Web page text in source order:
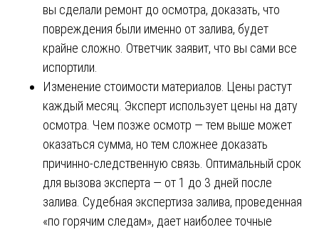
вы сделали ремонт до осмотра, доказать, что
повреждения были именно от залива, будет
крайне сложно. Ответчик заявит, что вы сами все
испортили.
Изменение стоимости материалов. Цены растут
каждый месяц. Эксперт использует цены на дату
осмотра. Чем позже осмотр — тем выше может
оказаться сумма, но тем сложнее доказать
причинно-следственную связь. Оптимальный срок
для вызова эксперта — от 1 до 3 дней после
залива. Судебная экспертиза залива, проведенная
«по горячим следам», дает наиболее точные